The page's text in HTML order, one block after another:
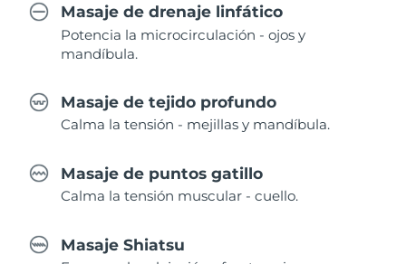
Masaje de drenaje linfático
Potencia la microcirculación - ojos y
mandíbula.
Masaje de tejido profundo
Calma la tensión - mejillas y mandíbula.
Masaje de puntos gatillo
Calma la tensión muscular - cuello.
Masaje Shiatsu